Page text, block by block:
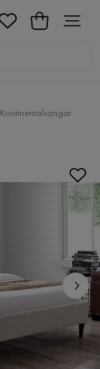
Kontinentalsängar